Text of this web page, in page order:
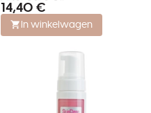
14,40 €
In winkelwagen